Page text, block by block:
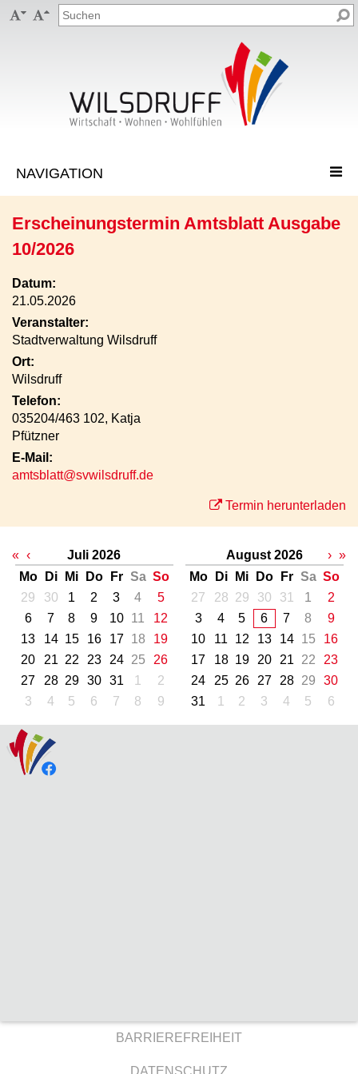
 
Erscheinungstermin Amtsblatt Ausgabe
10/2026
Datum:
21.05.2026
Veranstalter:
Stadtverwaltung Wilsdruff
Ort:
Wilsdruff
Telefon:
035204/463 102, Katja
Pfützner
E-Mail:
amtsblatt@svwilsdruff.de
Termin herunterladen
« ‹
Juli 2026
Mo
Di Mi Do Fr Sa So
29
30 1 2 3 4
5
6
7 8 9 10 11
12
13
14 15 16 17 18
19
20
21 22 23 24 25
26
27
28 29 30 31 1
2
3
4 5 6 7 8 9
August 2026
Mo
Di Mi Do Fr Sa So
27
28 29 30 31 1
2
3
4 5 6 7 8
9
10
11 12 13 14 15
16
17
18 19 20 21 22
23
24
25 26 27 28 29
30
31
1 2 3 4 5 6
› »
BARRIEREFREIHEIT
DATENSCHUTZ